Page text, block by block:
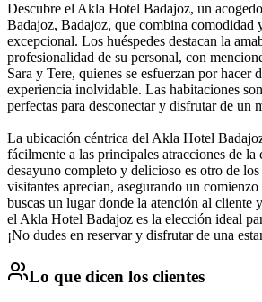
Descubre el Akla Hotel Badajoz, un
Badajoz, Badajoz, que combina comodidad
excepcional. Los huéspedes destacan la
profesionalidad de su personal, con
Sara y Tere, quienes se esfuerzan por hacer
experiencia inolvidable. Las habitaciones
perfectas para desconectar y disfrutar de un
La ubicación céntrica del Akla Hotel
fácilmente a las principales atracciones de la
desayuno completo y delicioso es otro de
visitantes aprecian, asegurando un
buscas un lugar donde la atención al cliente
el Akla Hotel Badajoz es la elección ideal
¡No dudes en reservar y disfrutar de una
Lo que dicen los clientes